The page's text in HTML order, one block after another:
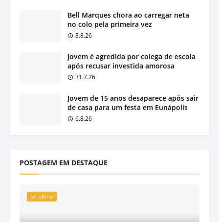
Bell Marques chora ao carregar neta
no colo pela primeira vez
3.8.26
Jovem é agredida por colega de escola
após recusar investida amorosa
31.7.26
Jovem de 15 anos desaparece após sair
de casa para um festa em Eunápolis
6.8.26
POSTAGEM EM DESTAQUE
Jacobina